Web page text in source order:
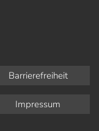
Barrierefreiheit
Impressum